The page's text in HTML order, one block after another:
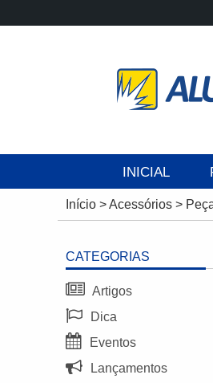
INICIAL
Início >Acessórios >
CATEGORIAS
Artigos
Dica
Eventos
Lançamentos